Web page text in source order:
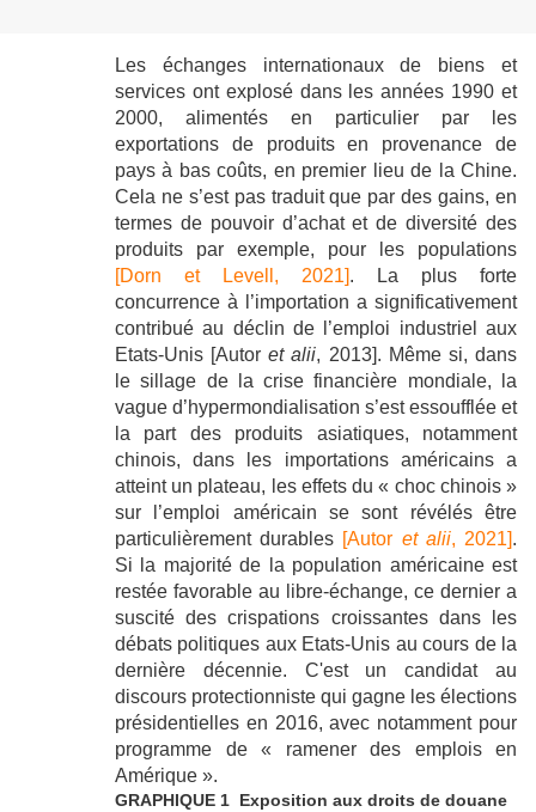
Les échanges internationaux de biens et
services ont explosé dans les années 1990 et
2000, alimentés en particulier par les
exportations de produits en provenance de
pays à bas coûts, en premier lieu de la Chine.
Cela ne s’est pas traduit que par des gains, en
termes de pouvoir d’achat et de diversité des
produits par exemple, pour les populations
[Dorn et Levell, 2021]. La plus forte
concurrence à l’importation a significativement
contribué au déclin de l’emploi industriel aux
Etats-Unis [Autoret alii, 2013]. Même si, dans
le sillage de la crise financière mondiale, la
vague d’hypermondialisation s’est essoufflée et
la part des produits asiatiques, notamment
chinois, dans les importations américains a
atteint un plateau, les effets du « choc chinois »
sur l’emploi américain se sont révélés être
particulièrement durables [Autor et alii, 2021].
Si la majorité de la population américaine est
restée favorable au libre-échange, ce dernier a
suscité des crispations croissantes dans les
débats politiques aux Etats-Unis au cours de la
dernière décennie. C'est un candidat au
discours protectionniste qui gagne les élections
présidentielles en 2016, avec notamment pour
programme de « ramener des emplois en
Amérique ».
GRAPHIQUE 1 Exposition aux droits de douane